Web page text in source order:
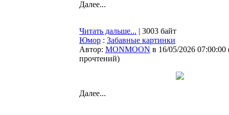
Далее...
Читать дальше... | 3003 байт
Юмор : Забавные картинки
Автор: MONMOON в 16/05/2026 07:00:00
прочтений)
Далее...